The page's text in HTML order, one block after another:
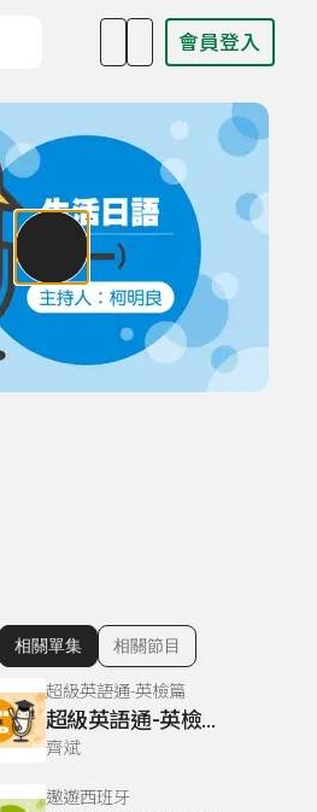
會員登入
顯示相關單集
相關單集 相關節目
超級英語通-英檢篇
超級英語通-英檢篇 083 Cloze Test/段落填空-13
齊斌
遨遊西班牙